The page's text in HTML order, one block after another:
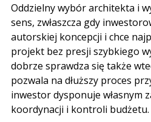
Oddzielny wybór architekta i
sens, zwłaszcza gdy
autorskiej koncepcji i chce
projekt bez presji szybkiego
dobrze sprawdza się także
pozwala na dłuższy proces
inwestor dysponuje własnym
koordynacji i kontroli budżetu.